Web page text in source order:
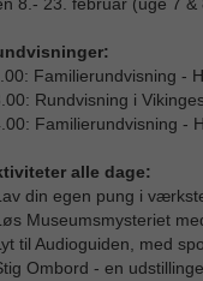
8.- 23. februar (uge 7 &
Familierundvisning -
Rundvisning i
Familierundvisning -
alle dage:
din egen pung i
Museumsmysteriet
til Audioguiden, med
Ombord - en